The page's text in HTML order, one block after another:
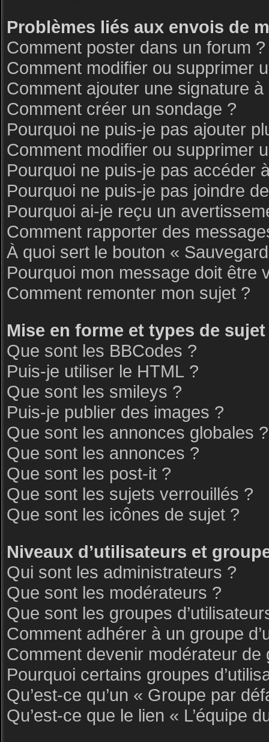
Problèmes liés aux envois de
Comment poster dans un forum ?
Comment modifier ou supprimer
Comment ajouter une signature
Comment créer un sondage ?
Pourquoi ne puis-je pas ajouter
Comment modifier ou supprimer
Pourquoi ne puis-je pas accéder
Pourquoi ne puis-je pas joindre
Pourquoi ai-je reçu un
Comment rapporter des
À quoi sert le bouton «
Pourquoi mon message doit être
Comment remonter mon sujet ?
Mise en forme et types de sujet
Que sont les BBCodes ?
Puis-je utiliser le HTML ?
Que sont les smileys ?
Puis-je publier des images ?
Que sont les annonces globales ?
Que sont les annonces ?
Que sont les post-it ?
Que sont les sujets verrouillés ?
Que sont les icônes de sujet ?
Niveaux d’utilisateurs et
Qui sont les administrateurs ?
Que sont les modérateurs ?
Que sont les groupes
Comment adhérer à un groupe
Comment devenir modérateur de
Pourquoi certains groupes
Qu’est-ce qu’un « Groupe par
Qu’est-ce que le lien « L’équipe